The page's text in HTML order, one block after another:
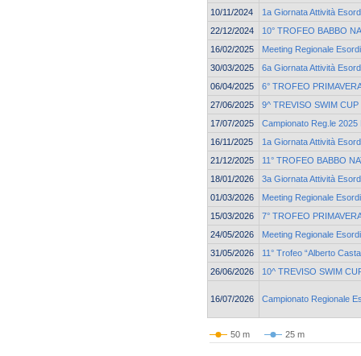
10/11/2024
1a Giornata Attività
22/12/2024
10° TROFEO BABBO
16/02/2025
Meeting Regionale
30/03/2025
6a Giornata Attività
06/04/2025
6° TROFEO
27/06/2025
9^ TREVISO SWIM CUP
17/07/2025
Campionato Reg.le
16/11/2025
1a Giornata Attività
21/12/2025
11° TROFEO BABBO
18/01/2026
3a Giornata Attività
01/03/2026
Meeting Regionale
15/03/2026
7° TROFEO
24/05/2026
Meeting Regionale
31/05/2026
11° Trofeo “Alberto
26/06/2026
10^ TREVISO SWIM
16/07/2026 Campionato Regionale
50 m 25 m